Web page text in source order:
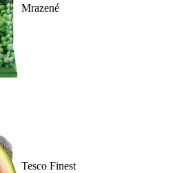
Mrazené
Tesco Finest